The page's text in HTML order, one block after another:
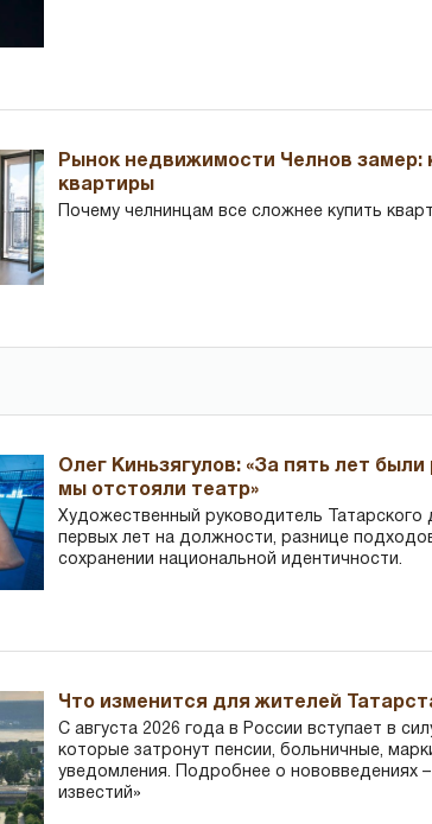
Рынок недвижимости Челнов замер:
квартиры
Почему челнинцам все сложнее купить
Олег Киньзягулов: «За пять лет
мы отстояли театр»
Художественный руководитель Татарского
первых лет на должности, разнице
сохранении национальной идентичности.
Что изменится для жителей
С августа 2026 года в России вступает в
которые затронут пенсии, больничные,
уведомления. Подробнее о нововведениях
известий»